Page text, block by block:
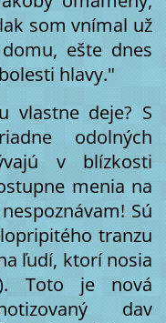
som vnímal už
ešte dnes
hlavy."
vlastne deje? S
odolných
v blízkosti
menia na
Sú
tranzu
ľudí, ktorí nosia
Toto je nová
dav